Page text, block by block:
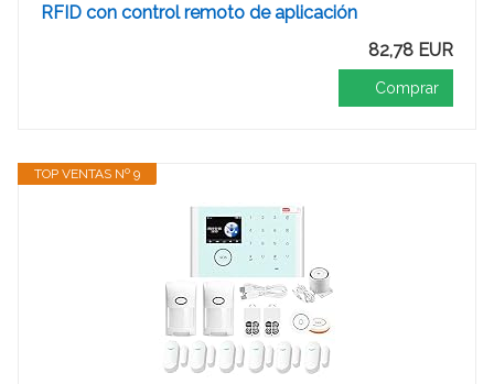
RFID con control remoto de aplicación
82,78 EUR
Comprar
TOP VENTAS Nº 9